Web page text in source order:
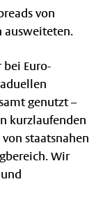
von
ausweiteten.
Euro-
genutzt –
kurzlaufenden
staatsnahen
Wir